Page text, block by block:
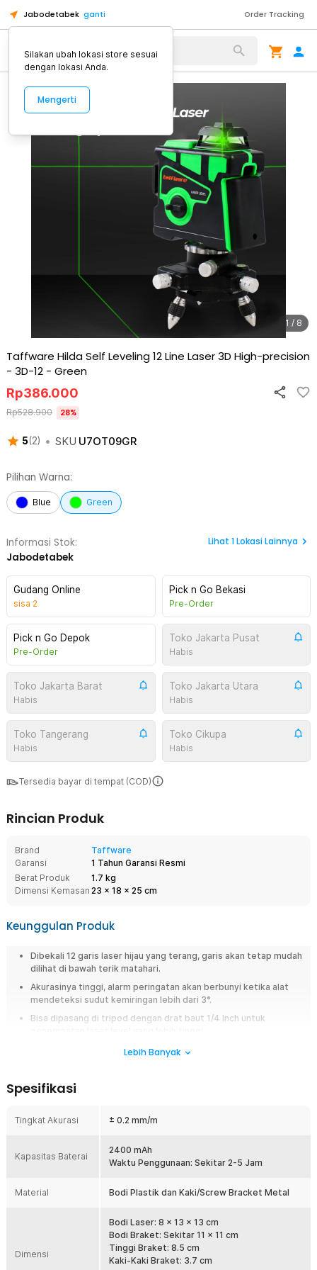
Jabodetabek ganti Order Tracking
Alat Kopi
1 / 8
Taffware Hilda Self Leveling 12 Line Laser 3D High-precision
- 3D-12 - Green
5(2) • SKU U7OT09GR
Rp386.000
Rp528.900 28%
Pilihan Warna:
Blue Green
Informasi Stok:
Jabodetabek
Lihat 1Lokasi Lainnya
Gudang Online
sisa 2
Pick n Go Bekasi
Pre-Order
Pick n Go Depok
Pre-Order
Toko Jakarta Pusat
Habis
Toko Jakarta Barat
Habis
Toko Jakarta Utara
Habis
Toko Tangerang
Habis
Toko Cikupa
Habis
Tersedia bayar di tempat (COD)
Rincian Produk
Brand
Taffware
Garansi
1 Tahun Garansi Resmi
Berat Produk
1.7 kg
Dimensi Kemasan 23 x 18 x 25 cm
Keunggulan Produk
Dibekali 12 garis laser hijau yang terang, garis akan tetap mudah
dilihat di bawah terik matahari.
Akurasinya tinggi, alarm peringatan akan berbunyi ketika alat
mendeteksi sudut kemiringan lebih dari 3°.
Bisa dipasang di tripod dengan drat baut 1/4 Inch untuk
Dibekali baterai berkapasitas 2400 mAh yang mampu bertahan
Dirancang digunakan untuk berbagai kondisi lingkungan karena
dirancang tahan banting dan perlindungan waterproof IP54.
Overview
dipasang dengan lurus dan rapi. Alat ini memproyeksikan garis cahaya
lurus ke dinding atau permukaan lainnya, sehingga memudahkan untuk
dari Taffware Hilda dibekali dengan 12 garis level 3D, alarm peringatan,
Merupakan laser level yang sempurna untuk berbagai proyek Anda.
Lebih Banyak
Spesifikasi
Tingkat Akurasi ± 0.2 mm/m
Kapasitas Baterai
2400 mAh
Waktu Penggunaan: Sekitar 2-5 Jam
Material Bodi Plastik dan Kaki/Screw Bracket Metal
Dimensi
Bodi Laser: 8 x 13 x 13 cm
Bodi Braket: Sekitar 11 x 11 cm
Tinggi Braket: 8.5 cm
Kaki-Kaki Braket: 3.7 cm
Silakan ubah lokasi store sesuai
dengan lokasi Anda.
Mengerti